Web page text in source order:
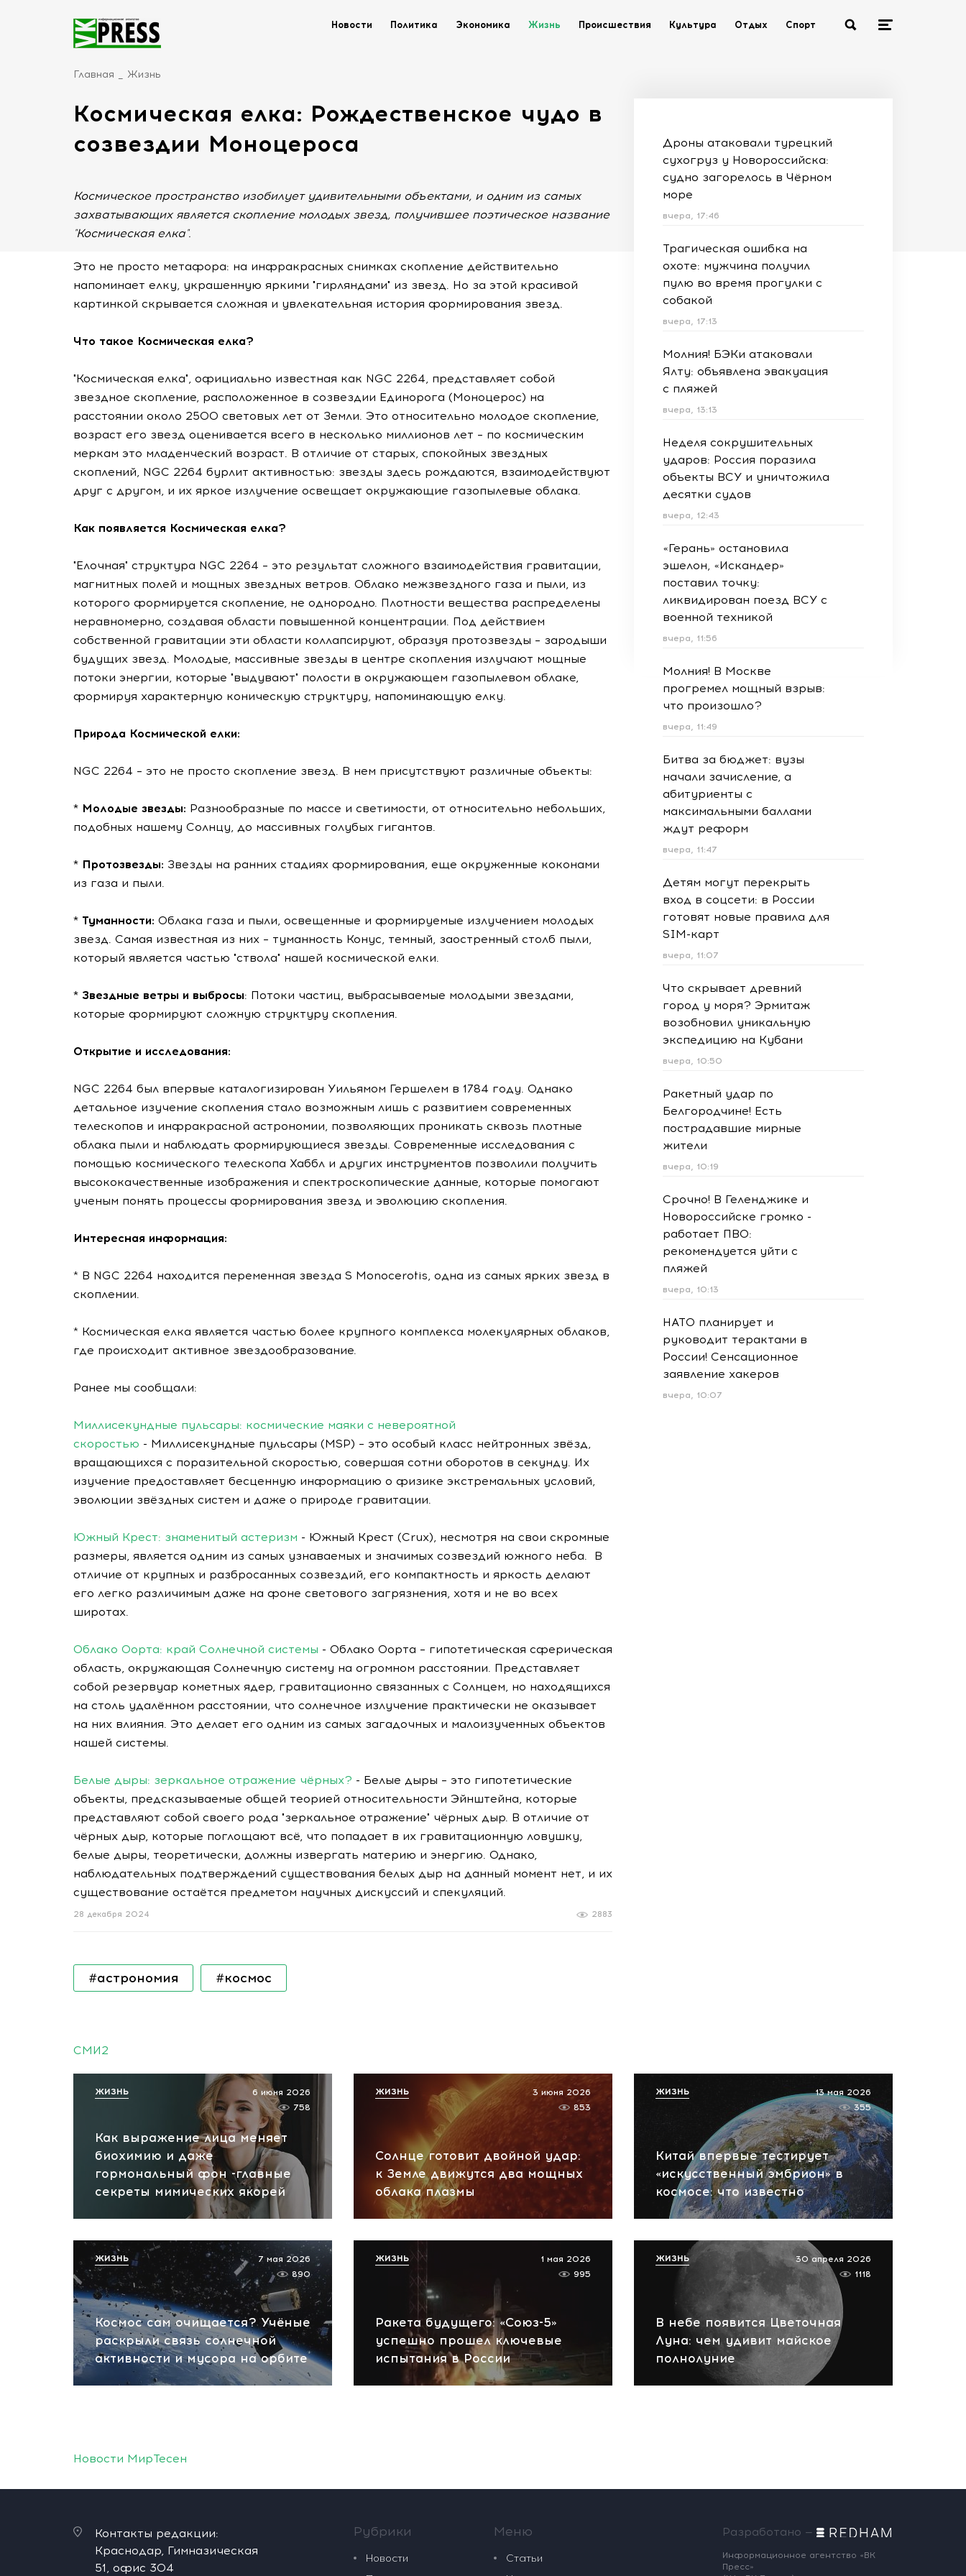
Новости Политика Экономика Жизнь Происшествия Культура Отдых Спорт
Главная Жизнь
Космическая елка: Рождественское чудо в
созвездии Моноцероса
Космическое пространство изобилует удивительными объектами, и одним из самых
захватывающих является скопление молодых звезд, получившее поэтическое название
"Космическая елка".
Это не просто метафора: на инфракрасных снимках скопление действительно
напоминает елку, украшенную яркими "гирляндами" из звезд. Но за этой красивой
картинкой скрывается сложная и увлекательная история формирования звезд.
Что такое Космическая елка?
"Космическая елка", официально известная как NGC 2264, представляет собой
звездное скопление, расположенное в созвездии Единорога (Моноцерос) на
расстоянии около 2500 световых лет от Земли. Это относительно молодое скопление,
возраст его звезд оценивается всего в несколько миллионов лет – по космическим
меркам это младенческий возраст. В отличие от старых, спокойных звездных
скоплений, NGC 2264 бурлит активностью: звезды здесь рождаются, взаимодействуют
друг с другом, и их яркое излучение освещает окружающие газопылевые облака.
Как появляется Космическая елка?
"Елочная" структура NGC 2264 – это результат сложного взаимодействия гравитации,
магнитных полей и мощных звездных ветров. Облако межзвездного газа и пыли, из
которого формируется скопление, не однородно. Плотности вещества распределены
неравномерно, создавая области повышенной концентрации. Под действием
собственной гравитации эти области коллапсируют, образуя протозвезды – зародыши
будущих звезд. Молодые, массивные звезды в центре скопления излучают мощные
потоки энергии, которые "выдувают" полости в окружающем газопылевом облаке,
формируя характерную коническую структуру, напоминающую елку.
Природа Космической елки:
NGC 2264 – это не просто скопление звезд. В нем присутствуют различные объекты:
* Молодые звезды: Разнообразные по массе и светимости, от относительно небольших,
подобных нашему Солнцу, до массивных голубых гигантов.
* Протозвезды: Звезды на ранних стадиях формирования, еще окруженные коконами
из газа и пыли.
* Туманности: Облака газа и пыли, освещенные и формируемые излучением молодых
звезд. Самая известная из них – туманность Конус, темный, заостренный столб пыли,
который является частью "ствола" нашей космической елки.
* Звездные ветры и выбросы: Потоки частиц, выбрасываемые молодыми звездами,
которые формируют сложную структуру скопления.
Открытие и исследования:
NGC 2264 был впервые каталогизирован Уильямом Гершелем в 1784 году. Однако
детальное изучение скопления стало возможным лишь с развитием современных
телескопов и инфракрасной астрономии, позволяющих проникать сквозь плотные
облака пыли и наблюдать формирующиеся звезды. Современные исследования с
помощью космического телескопа Хаббл и других инструментов позволили получить
высококачественные изображения и спектроскопические данные, которые помогают
ученым понять процессы формирования звезд и эволюцию скопления.
Интересная информация:
* В NGC 2264 находится переменная звезда S Monocerotis, одна из самых ярких звезд в
скоплении.
* Космическая елка является частью более крупного комплекса молекулярных облаков,
где происходит активное звездообразование.
Ранее мы сообщали:
Миллисекундные пульсары: космические маяки с невероятной
скоростью - Миллисекундные пульсары (MSP) – это особый класс нейтронных звёзд,
вращающихся с поразительной скоростью, совершая сотни оборотов в секунду. Их
изучение предоставляет бесценную информацию о физике экстремальных условий,
эволюции звёздных систем и даже о природе гравитации.
Южный Крест: знаменитый астеризм - Южный Крест (Crux), несмотря на свои скромные
размеры, является одним из самых узнаваемых и значимых созвездий южного неба. В
отличие от крупных и разбросанных созвездий, его компактность и яркость делают
его легко различимым даже на фоне светового загрязнения, хотя и не во всех
широтах.
Облако Оорта: край Солнечной системы - Облако Оорта – гипотетическая сферическая
область, окружающая Солнечную систему на огромном расстоянии. Представляет
собой резервуар кометных ядер, гравитационно связанных с Солнцем, но находящихся
на столь удалённом расстоянии, что солнечное излучение практически не оказывает
на них влияния. Это делает его одним из самых загадочных и малоизученных объектов
нашей системы.
Белые дыры: зеркальное отражение чёрных? - Белые дыры – это гипотетические
объекты, предсказываемые общей теорией относительности Эйнштейна, которые
представляют собой своего рода "зеркальное отражение" чёрных дыр. В отличие от
чёрных дыр, которые поглощают всё, что попадает в их гравитационную ловушку,
белые дыры, теоретически, должны извергать материю и энергию. Однако,
наблюдательных подтверждений существования белых дыр на данный момент нет, и их
существование остаётся предметом научных дискуссий и спекуляций.
2883
28 декабря 2024
#астрономия #космос
Дроны атаковали турецкий
сухогруз у Новороссийска:
судно загорелось в Чёрном
море
вчера, 17:46
Трагическая ошибка на
охоте: мужчина получил
пулю во время прогулки с
собакой
вчера, 17:13
Молния! БЭКи атаковали
Ялту: объявлена эвакуация
с пляжей
вчера, 13:13
Неделя сокрушительных
ударов: Россия поразила
объекты ВСУ и уничтожила
десятки судов
вчера, 12:43
«Герань» остановила
эшелон, «Искандер»
поставил точку:
ликвидирован поезд ВСУ с
военной техникой
вчера, 11:56
Молния! В Москве
прогремел мощный взрыв:
что произошло?
вчера, 11:49
Битва за бюджет: вузы
начали зачисление, а
абитуриенты с
максимальными баллами
ждут реформ
вчера, 11:47
Детям могут перекрыть
вход в соцсети: в России
готовят новые правила для
SIM-карт
вчера, 11:07
Что скрывает древний
город у моря? Эрмитаж
возобновил уникальную
экспедицию на Кубани
вчера, 10:50
Ракетный удар по
Белгородчине! Есть
пострадавшие мирные
жители
вчера, 10:19
Срочно! В Геленджике и
Новороссийске громко -
работает ПВО:
рекомендуется уйти с
пляжей
вчера, 10:13
НАТО планирует и
руководит терактами в
России! Сенсационное
заявление хакеров
вчера, 10:07
СМИ2
Как выражение лица меняет
биохимию и даже
гормональный фон -главные
секреты мимических якорей
6 июня 2026
758
ЖИЗНЬ
Солнце готовит двойной удар:
к Земле движутся два мощных
облака плазмы
3 июня 2026
853
ЖИЗНЬ
Китай впервые тестирует
«искусственный эмбрион» в
космосе: что известно
13 мая 2026
355
ЖИЗНЬ
Космос сам очищается? Учёные
раскрыли связь солнечной
активности и мусора на орбите
7 мая 2026
890
ЖИЗНЬ
Ракета будущего: «Союз-5»
успешно прошел ключевые
испытания в России
1 мая 2026
995
ЖИЗНЬ
В небе появится Цветочная
Луна: чем удивит майское
полнолуние
30 апреля 2026
1118
ЖИЗНЬ
Новости МирТесен
Контакты редакции:
Краснодар, Гимназическая
51, офис 304
Рубрики
Новости
Меню
Статьи
Разработано —
Информационное агентство «ВК
Пресс»